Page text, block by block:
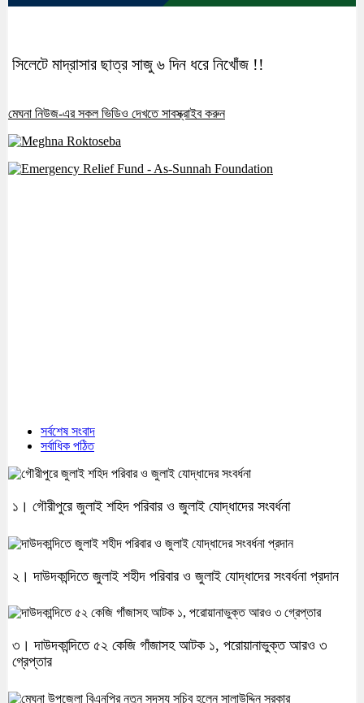
সিলেটে মাদ্রাসার ছাত্র সাজু ৬ দিন ধরে নিখোঁজ !!
মেঘনা নিউজ-এর সকল ভিডিও দেখতে সাবস্ক্রাইব করুন
সর্বশেষ সংবাদ
সর্বাধিক পঠিত
১। গৌরীপুরে জুলাই শহিদ পরিবার ও জুলাই যোদ্ধাদের সংবর্ধনা
২। দাউদকান্দিতে জুলাই শহীদ পরিবার ও জুলাই যোদ্ধাদের সংবর্ধনা প্রদান
৩। দাউদকান্দিতে ৫২ কেজি গাঁজাসহ আটক ১, পরোয়ানাভুক্ত আরও ৩
গ্রেপ্তার